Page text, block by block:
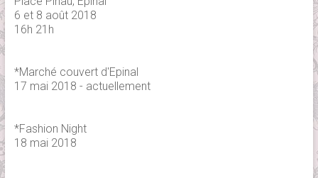
6 et 8 août 2018
16h 21h
*Marché couvert d'Epinal
17 mai 2018 - actuellement
*Fashion Night
18 mai 2018